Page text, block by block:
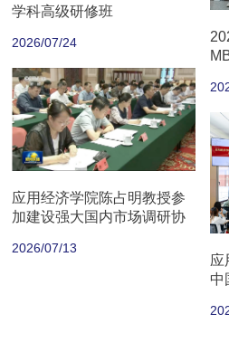
学科高级研修班
2026/07/24
应用经济学院陈占明教授参
加建设强大国内市场调研协
2026/07/13
应
中